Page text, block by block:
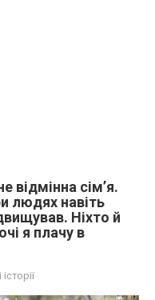
відмінна сім’я.
людях навіть
Ніхто й
я плачу в